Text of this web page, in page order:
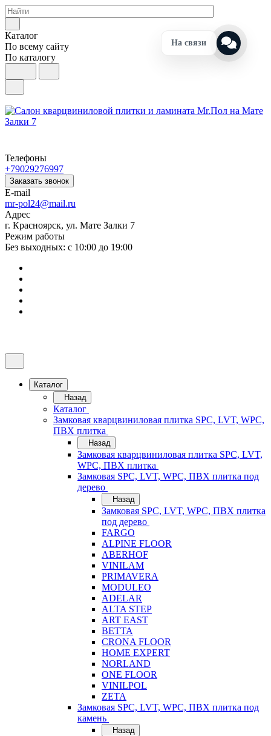
Каталог
По всему сайту
По каталогу
Телефоны
+79029276997
Заказать звонок
E-mail
mr-pol24@mail.ru
Адрес
г. Красноярск, ул. Мате Залки 7
Режим работы
Без выходных: с 10:00 до 19:00
Каталог
Назад
Каталог
Замковая кварцвиниловая плитка SPC, LVT, WPC,
ПВХ плитка
Назад
Замковая кварцвиниловая плитка SPC, LVT,
WPC, ПВХ плитка
Замковая SPC, LVT, WPC, ПВХ плитка под
дерево
Назад
Замковая SPC, LVT, WPC, ПВХ плитка
под дерево
FARGO
ALPINE FLOOR
ABERHOF
VINILAM
PRIMAVERA
MODULEO
ADELAR
ALTA STEP
ART EAST
BETTA
CRONA FLOOR
HOME EXPERT
NORLAND
ONE FLOOR
VINILPOL
ZETA
Замковая SPC, LVT, WPC, ПВХ плитка под
камень
Назад
На связи